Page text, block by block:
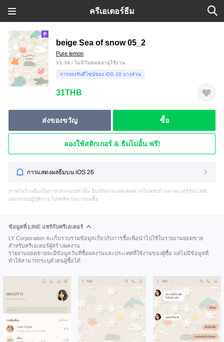
ครีเอเตอร์ธีม
beige Sea of snow 05_2
Pure lemon
V1.39 / ไม่มีวันหมดอายุใช้งาน
การรองรับดีไซน์ของ iOS 26 บางส่วน
31THB
ส่งของขวัญ ซื้อ
ลองใช้สติกเกอร์ & ธีมไม่อั้น ฟรี!
การแสดงผลธีมบน iOS 26
ภาพในร้านธีมเป็นภาพประกอบเท่านั้น ธีมจริงอาจแสดงผลต่าง/ไม่ครบถ้วนตามเวอร์ชัน LINE
และระบบปฏิบัติการ โปรดพิจารณาก่อนซื้อ
ข้อมูลที่ LINE แชร์กับครีเอเตอร์
LY Corporation จะเก็บรวบรวมข้อมูลเกี่ยวกับการซื้อเพื่อนำไปใช้ในรายงานยอดขาย
สำหรับครีเอเตอร์ผู้สร้างผลงาน
รายงานยอดขายจะมีข้อมูลวันที่ซื้อผลงานและประเทศที่ใช้งานของผู้ซื้อ แต่ไม่มีข้อมูลที่
ทำให้สามารถระบุตัวตนผู้ซื้อได้